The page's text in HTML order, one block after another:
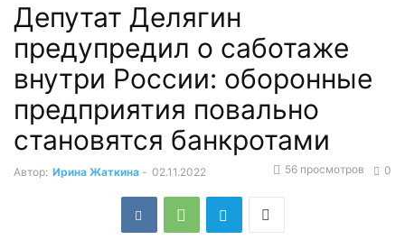
Депутат Делягин
предупредил о саботаже
внутри России: оборонные
предприятия повально
становятся банкротами
Автор: Ирина Жаткина - 02.11.2022 0
56 просмотров